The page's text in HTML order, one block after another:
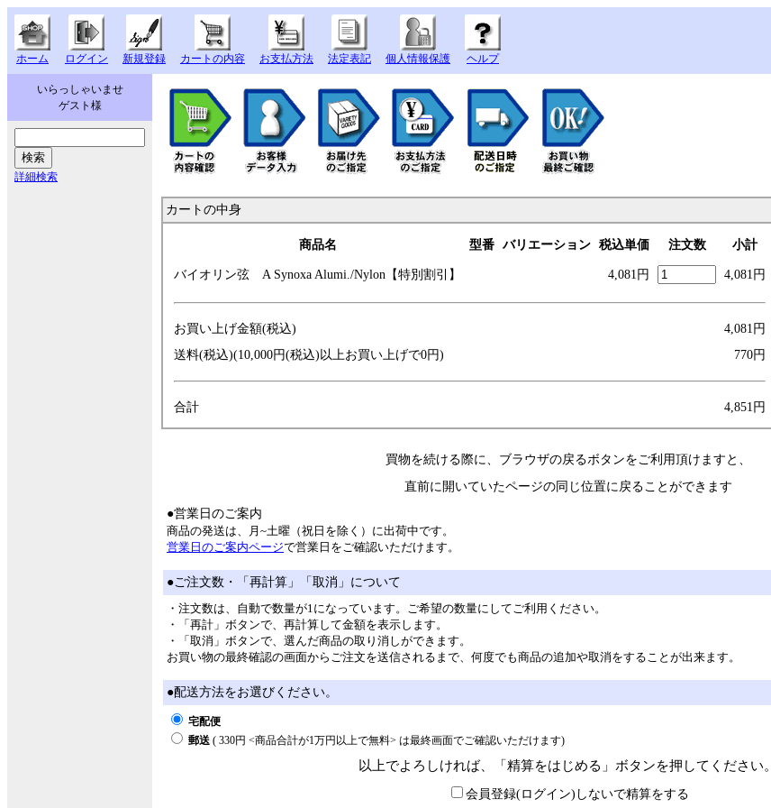
ホーム ログイン 新規登録 カートの内容 お支払方法 法定表記 個人情報保護 ヘルプ
いらっしゃいませ
ゲスト様
詳細検索
カートの中身
商品名 型番 バリエーション 税込単価 注文数 小計
バイオリン弦 A Synoxa Alumi./Nylon【特別割引】 4,081円 4,081円
お買い上げ金額(税込)
4,081円
送料(税込)(10,000円(税込)以上お買い上げで0円)
770円
合計 4,851円
買物を続ける際に、ブラウザの戻るボタンをご利用頂けますと、
直前に開いていたページの同じ位置に戻ることができます
●営業日のご案内
商品の発送は、月~土曜（祝日を除く）に出荷中です。
営業日のご案内ページで営業日をご確認いただけます。
●ご注文数・「再計算」「取消」について
・注文数は、自動で数量が1になっています。ご希望の数量にしてご利用ください。
・「再計」ボタンで、再計算して金額を表示します。
・「取消」ボタンで、選んだ商品の取り消しができます。
お買い物の最終確認の画面からご注文を送信されるまで、何度でも商品の追加や取消をすることが出来ます。
●配送方法をお選びください。
宅配便
郵送 ( 330円 <商品合計が1万円以上で無料> は最終画面でご確認いただけます)
以上でよろしければ、「精算をはじめる」ボタンを押してください。
会員登録(ログイン)しないで精算をする